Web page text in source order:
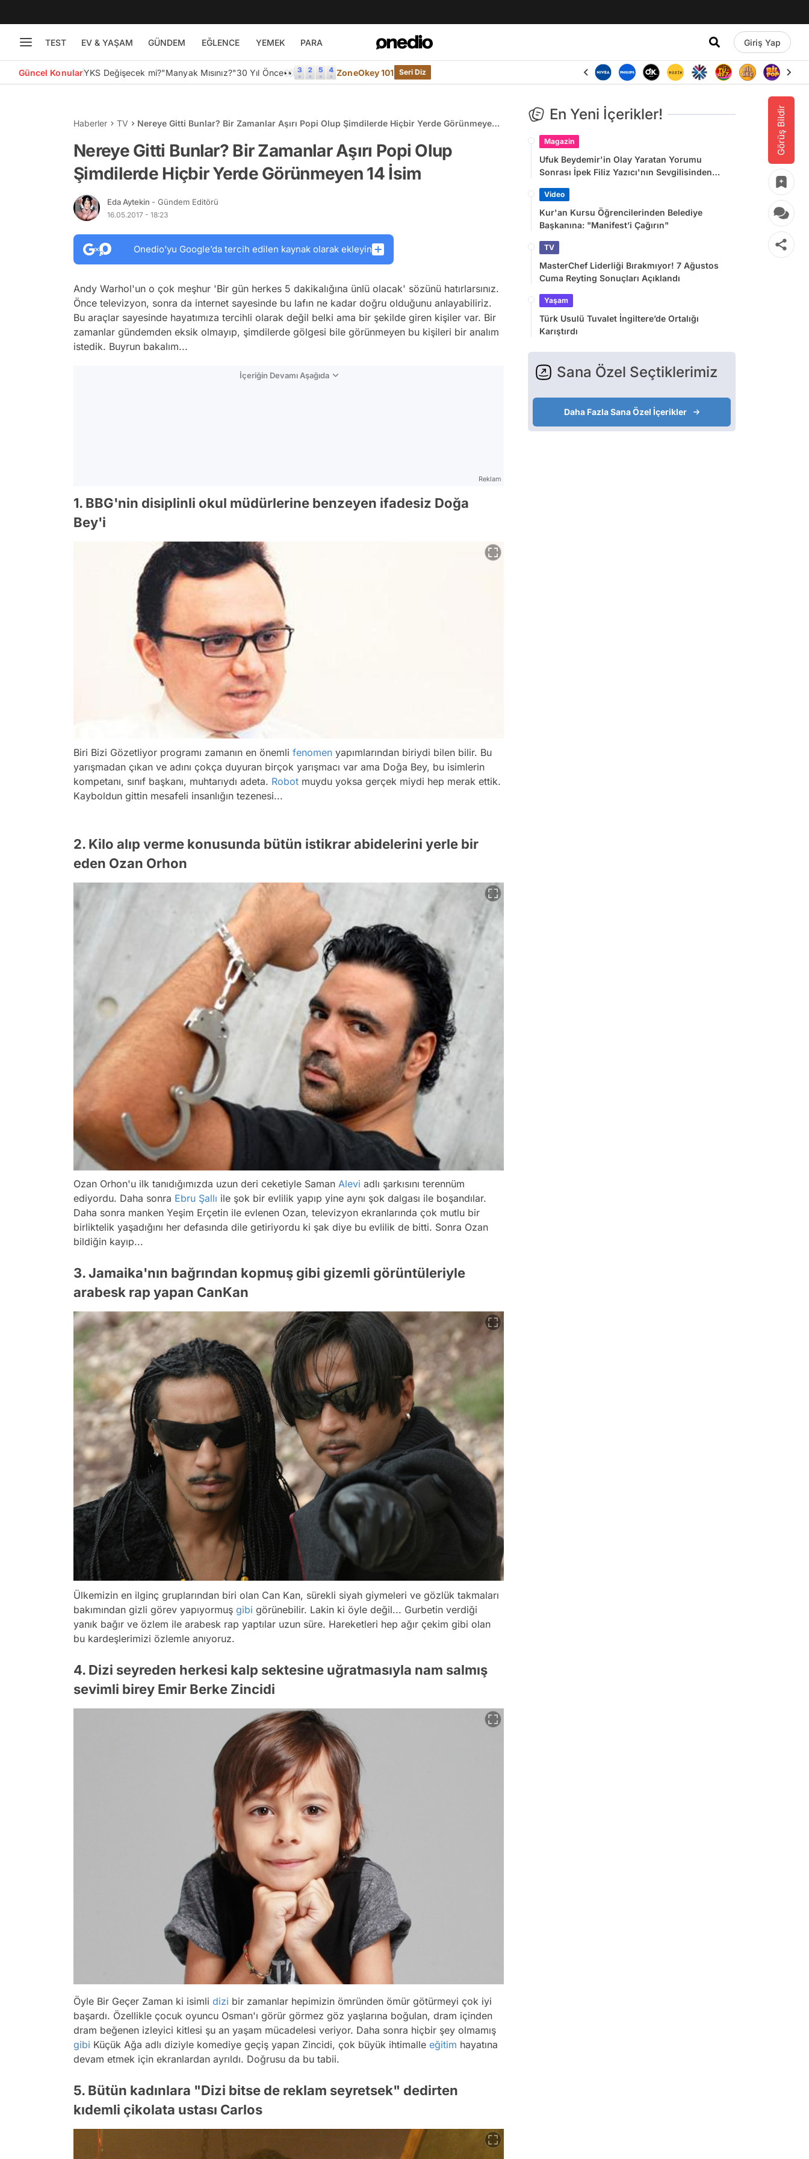
TEST EV & YAŞAM GÜNDEM EĞLENCE YEMEK PARA Giriş Yap
Güncel KonularYKS Değişecek mi?"Manyak Mısınız?"30 Yıl Önce👀 ZoneOkey 101 Seri Diz
Görüş Bildir
Haberler TV
Nereye Gitti Bunlar? Bir Zamanlar Aşırı Popi Olup Şimdilerde Hiçbir Yerde Görünmeyen
Nereye Gitti Bunlar? Bir Zamanlar Aşırı Popi Olup
Şimdilerde Hiçbir Yerde Görünmeyen 14 İsim
Eda Aytekin - Gündem Editörü
16.05.2017 - 18:23
Onedio’yu Google’da tercih edilen kaynak olarak ekleyin
Andy Warhol'un o çok meşhur 'Bir gün herkes 5 dakikalığına ünlü olacak' sözünü hatırlarsınız.
Önce televizyon, sonra da internet sayesinde bu lafın ne kadar doğru olduğunu anlayabiliriz.
Bu araçlar sayesinde hayatımıza tercihli olarak değil belki ama bir şekilde giren kişiler var. Bir
zamanlar gündemden eksik olmayıp, şimdilerde gölgesi bile görünmeyen bu kişileri bir analım
istedik. Buyrun bakalım...
İçeriğin Devamı Aşağıda
Reklam
1. BBG'nin disiplinli okul müdürlerine benzeyen ifadesiz Doğa
Bey'i
Biri Bizi Gözetliyor programı zamanın en önemli fenomen yapımlarından biriydi bilen bilir. Bu
yarışmadan çıkan ve adını çokça duyuran birçok yarışmacı var ama Doğa Bey, bu isimlerin
kompetanı, sınıf başkanı, muhtarıydı adeta. Robot muydu yoksa gerçek miydi hep merak ettik.
Kayboldun gittin mesafeli insanlığın tezenesi...
2. Kilo alıp verme konusunda bütün istikrar abidelerini yerle bir
eden Ozan Orhon
Ozan Orhon'u ilk tanıdığımızda uzun deri ceketiyle Saman Alevi adlı şarkısını terennüm
ediyordu. Daha sonra Ebru Şallı ile şok bir evlilik yapıp yine aynı şok dalgası ile boşandılar.
Daha sonra manken Yeşim Erçetin ile evlenen Ozan, televizyon ekranlarında çok mutlu bir
birliktelik yaşadığını her defasında dile getiriyordu ki şak diye bu evlilik de bitti. Sonra Ozan
bildiğin kayıp...
3. Jamaika'nın bağrından kopmuş gibi gizemli görüntüleriyle
arabesk rap yapan CanKan
Ülkemizin en ilginç gruplarından biri olan Can Kan, sürekli siyah giymeleri ve gözlük takmaları
bakımından gizli görev yapıyormuş gibi görünebilir. Lakin ki öyle değil... Gurbetin verdiği
yanık bağır ve özlem ile arabesk rap yaptılar uzun süre. Hareketleri hep ağır çekim gibi olan
bu kardeşlerimizi özlemle anıyoruz.
4. Dizi seyreden herkesi kalp sektesine uğratmasıyla nam salmış
sevimli birey Emir Berke Zincidi
Öyle Bir Geçer Zaman ki isimli dizi bir zamanlar hepimizin ömründen ömür götürmeyi çok iyi
başardı. Özellikle çocuk oyuncu Osman'ı görür görmez göz yaşlarına boğulan, dram içinden
dram beğenen izleyici kitlesi şu an yaşam mücadelesi veriyor. Daha sonra hiçbir şey olmamış
gibi Küçük Ağa adlı diziyle komediye geçiş yapan Zincidi, çok büyük ihtimalle eğitim hayatına
devam etmek için ekranlardan ayrıldı. Doğrusu da bu tabii.
5. Bütün kadınlara "Dizi bitse de reklam seyretsek" dedirten
kıdemli çikolata ustası Carlos
En Yeni İçerikler!
Magazin
Ufuk Beydemir'in Olay Yaratan Yorumu
Sonrası İpek Filiz Yazıcı'nın Sevgilisinden
Video
Kur'an Kursu Öğrencilerinden Belediye
Başkanına: "Manifest’i Çağırın"
TV
MasterChef Liderliği Bırakmıyor! 7 Ağustos
Cuma Reyting Sonuçları Açıklandı
Yaşam
Türk Usulü Tuvalet İngiltere’de Ortalığı
Karıştırdı
Sana Özel Seçtiklerimiz
Daha Fazla Sana Özel İçerikler